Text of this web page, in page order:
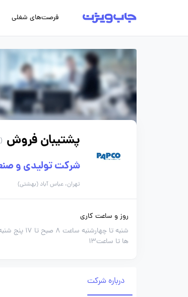
فرصت‌های شغلی
پشتیبان فروش (231 روز پیش)
شرکت تولیدی و
تهران، عباس آباد (بهشتی)
روز و ساعت کاری
شنبه تا چهارشنبه ساعت 8 صبح تا 17
ها تا ساعت13
درباره شرکت